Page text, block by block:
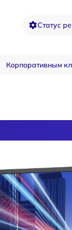
Статус
Корпоративным